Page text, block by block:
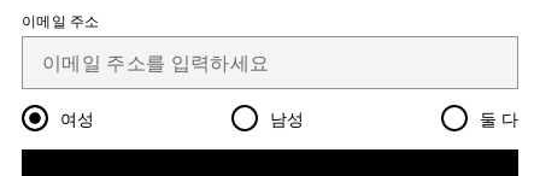
Change Country Regions
이메일 주소
여성 남성 둘 다